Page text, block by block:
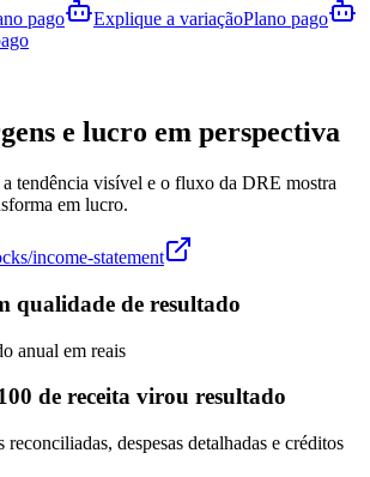
pago Explique a variaçãoPlano pago
e lucro em perspectiva
a tendência visível e o fluxo da DRE mostra
em lucro.
income-statement
qualidade de resultado
anual em reais
de receita virou resultado
despesas detalhadas e créditos